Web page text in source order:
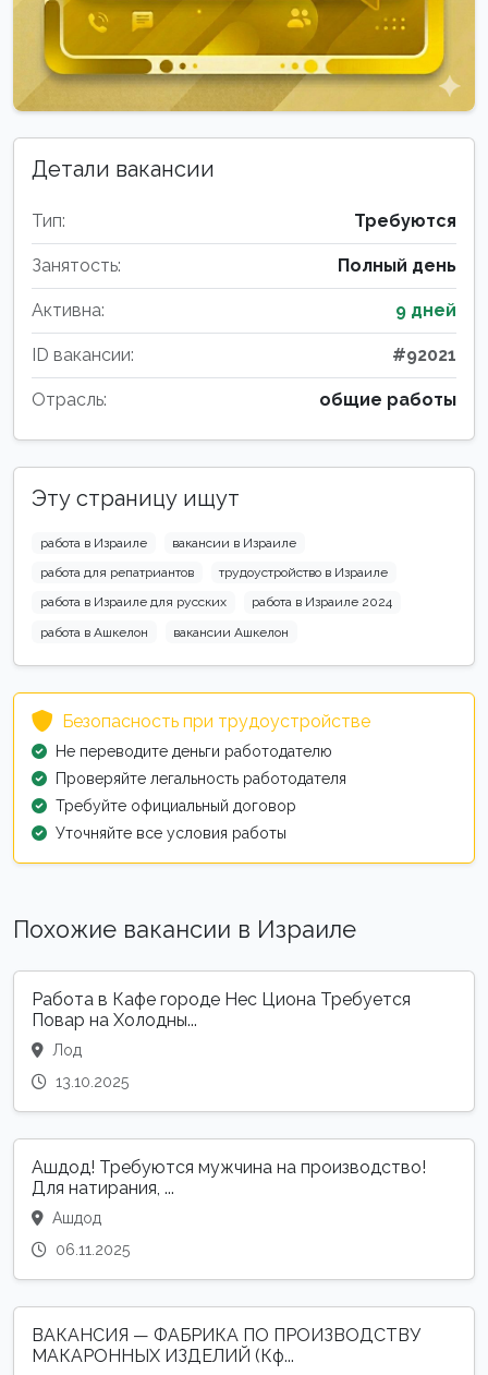
Детали вакансии
Тип: Требуются
Занятость: Полный день
Активна: 9 дней
ID вакансии: #92021
Отрасль: общие работы
Эту страницу ищут
работа в Израиле
вакансии в Израиле
работа для репатриантов
трудоустройство в Израиле
работа в Израиле для русских
работа в Израиле 2024
работа в Ашкелон
вакансии Ашкелон
Безопасность при трудоустройстве
Не переводите деньги работодателю
Проверяйте легальность работодателя
Требуйте официальный договор
Уточняйте все условия работы
Похожие вакансии в Израиле
Работа в Кафе городе Нес Циона Требуется
Повар на Холодны...
Лод
13.10.2025
Ашдод! Требуются мужчина на производство!
Для натирания, ...
Ашдод
06.11.2025
ВАКАНСИЯ — ФАБРИКА ПО ПРОИЗВОДСТВУ
МАКАРОННЫХ ИЗДЕЛИЙ (Кф...